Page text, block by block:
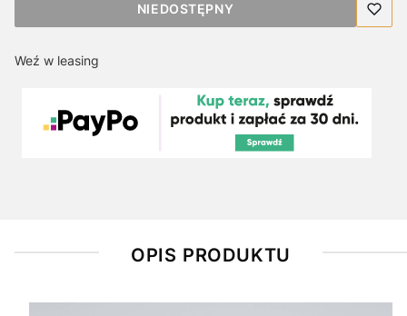
NIEDOSTĘPNY
Weź w leasing
OPIS PRODUKTU